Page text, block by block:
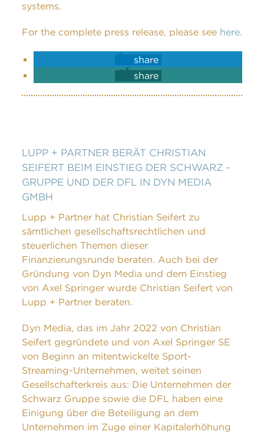
systems.
For the complete press release, please see here.
share
share
LUPP + PARTNER BERÄT CHRISTIAN
SEIFERT BEIM EINSTIEG DER SCHWARZ -
GRUPPE UND DER DFL IN DYN MEDIA
GMBH
Lupp + Partner hat Christian Seifert zu
sämtlichen gesellschaftsrechtlichen und
steuerlichen Themen dieser
Finanzierungsrunde beraten. Auch bei der
Gründung von Dyn Media und dem Einstieg
von Axel Springer wurde Christian Seifert von
Lupp + Partner beraten.
Dyn Media, das im Jahr 2022 von Christian
Seifert gegründete und von Axel Springer SE
von Beginn an mitentwickelte Sport-
Streaming-Unternehmen, weitet seinen
Gesellschafterkreis aus: Die Unternehmen der
Schwarz Gruppe sowie die DFL haben eine
Einigung über die Beteiligung an dem
Unternehmen im Zuge einer Kapitalerhöhung